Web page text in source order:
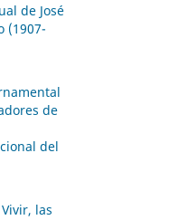
de José
(1907-
de
del
las